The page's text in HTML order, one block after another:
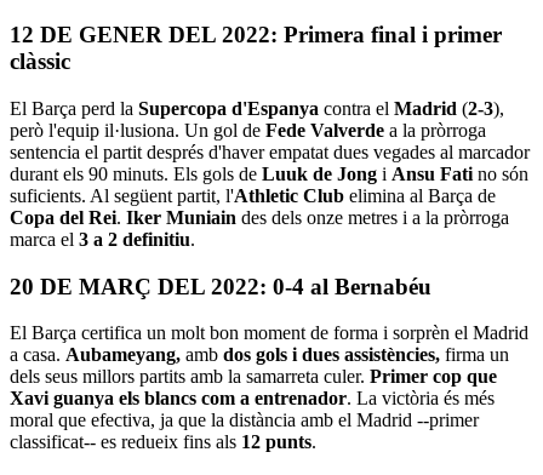
12 DE GENER DEL 2022: Primera final i primer
clàssic
El Barça perd la Supercopa d'Espanya contra el Madrid (2-3),
però l'equip il·lusiona. Un gol de Fede Valverde a la pròrroga
sentencia el partit després d'haver empatat dues vegades al marcador
durant els 90 minuts. Els gols de Luuk de Jong i Ansu Fati no són
suficients. Al següent partit, l'Athletic Club elimina al Barça de
Copa del Rei. Iker Muniain des dels onze metres i a la pròrroga
marca el 3 a 2 definitiu.
20 DE MARÇ DEL 2022: 0-4 al Bernabéu
El Barça certifica un molt bon moment de forma i sorprèn el Madrid
a casa. Aubameyang, amb dos gols i dues assistències, firma un
dels seus millors partits amb la samarreta culer. Primer cop que
Xavi guanya els blancs com a entrenador. La victòria és més
moral que efectiva, ja que la distància amb el Madrid --primer
classificat-- es redueix fins als 12 punts.